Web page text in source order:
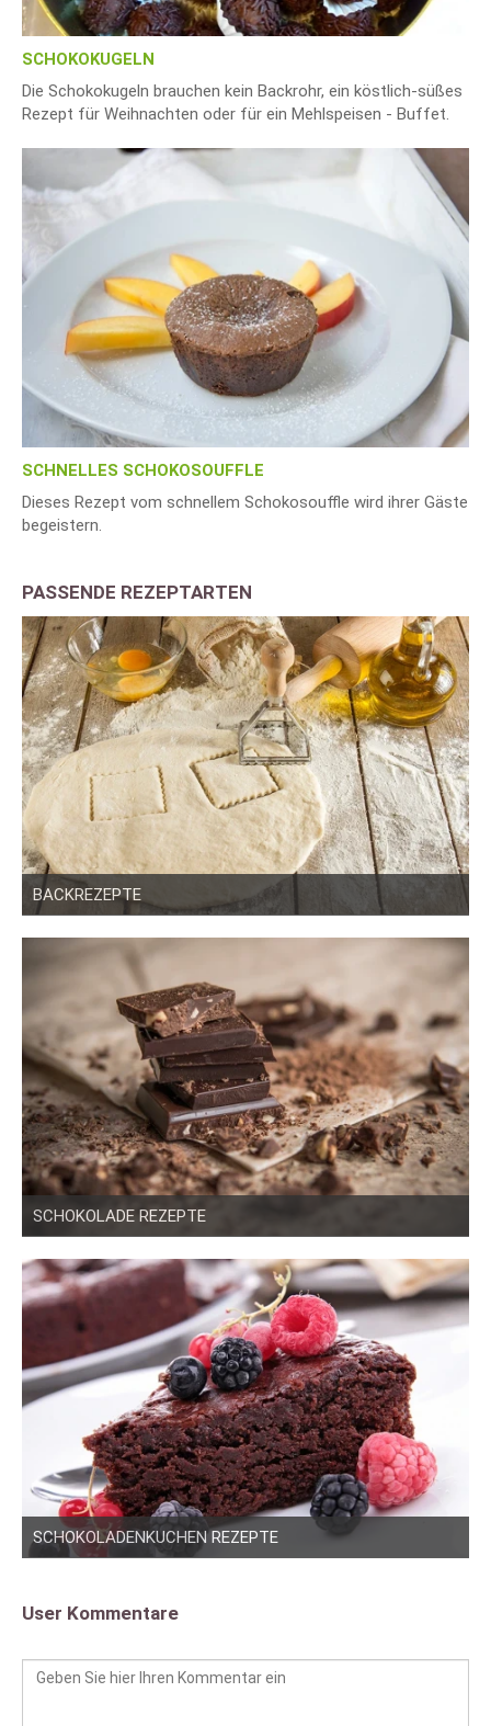
SCHOKOKUGELN
Die Schokokugeln brauchen kein Backrohr, ein köstlich-süßes
Rezept für Weihnachten oder für ein Mehlspeisen - Buffet.
SCHNELLES SCHOKOSOUFFLE
Dieses Rezept vom schnellem Schokosouffle wird ihrer Gäste
begeistern.
PASSENDE REZEPTARTEN
BACKREZEPTE
SCHOKOLADE REZEPTE
SCHOKOLADENKUCHEN REZEPTE
User Kommentare